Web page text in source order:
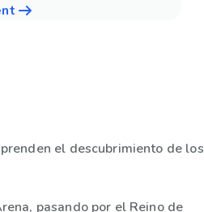
el descubrimiento de los
pasando por el Reino de